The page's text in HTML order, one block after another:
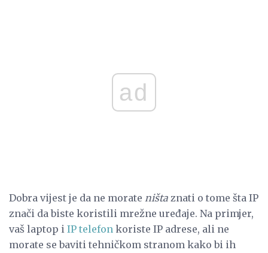
ad
Dobra vijest je da ne morate ništa znati o tome šta IP
znači da biste koristili mrežne uređaje. Na primjer,
vaš laptop i IP telefon koriste IP adrese, ali ne
morate se baviti tehničkom stranom kako bi ih